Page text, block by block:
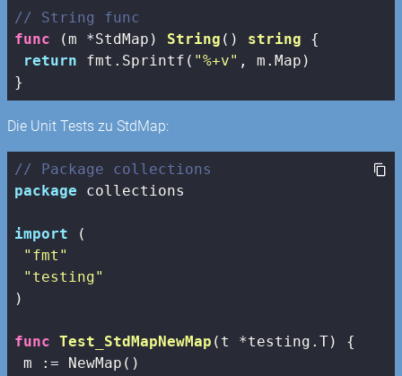
// String func
func
(m *StdMap) String () string {
return fmt.Sprintf( "%+v" , m.Map)
}
Die Unit Tests zu StdMap:
// Package collections
package collections
import (
"fmt"
"testing"
)
func Test_StdMapNewMap (t *testing.T)
{
m := NewMap()